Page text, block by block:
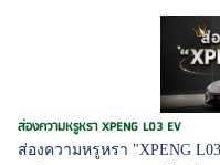
ส่องความหรูหรา XPENG L03 EV
ส่องความหรูหรา "XPENG